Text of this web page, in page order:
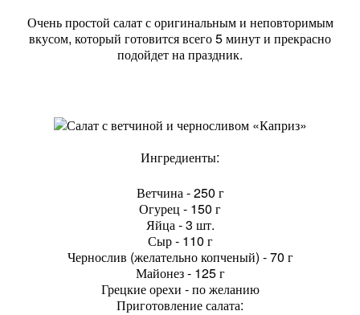
Очень простой салат с оригинальным и неповторимым
вкусом, который готовится всего 5 минут и прекрасно
подойдет на праздник.
Ингредиенты:
Ветчина - 250 г
Огурец - 150 г
Яйца - 3 шт.
Сыр - 110 г
Чернослив (желательно копченый) - 70 г
Майонез - 125 г
Грецкие орехи - по желанию
Приготовление салата: